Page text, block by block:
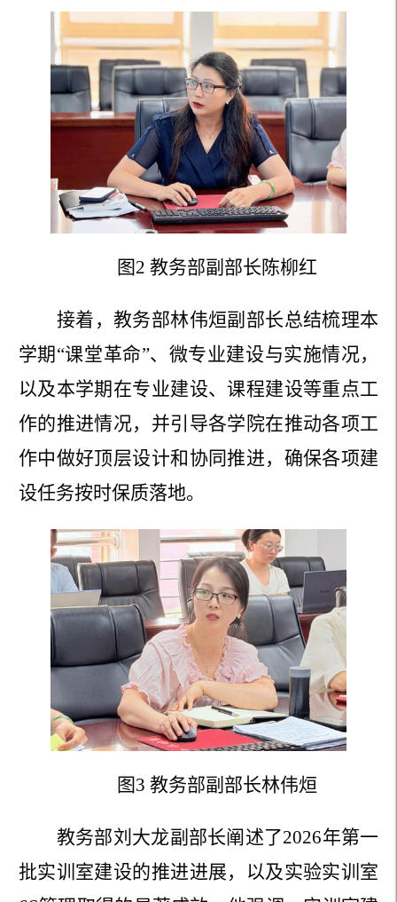
图2 教务部副部长陈柳红
接着，教务部林伟烜副部长总结梳理本
学期 “课堂革命”、微专业建设与实施情况，
以及本学期在专业建设、课程建设等重点工
作的推进情况，并引导各学院在推动各项工
作中做好顶层设计和协同推进，确保各项建
设任务按时保质落地。
图3 教务部副部长林伟烜
教务部刘大龙副部长阐述了2026年第一
批实训室建设的推进进展，以及实验实训室